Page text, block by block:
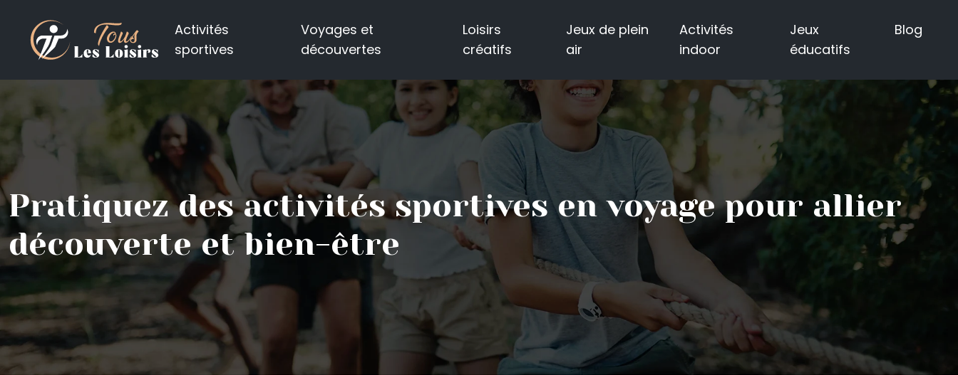
Activités
sportives
Voyages et
découvertes
Loisirs
créatifs
Jeux de plein
air
Activités
indoor
Jeux
éducatifs
Blog
Pratiquez des activités sportives en voyage pour allier
découverte et bien-être